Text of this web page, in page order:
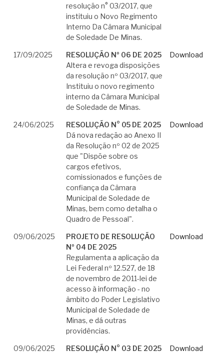
resolução n° 03/2017, que
instituiu o Novo Regimento
Interno Da Câmara Municipal
de Soledade De Minas.
17/09/2025
RESOLUÇÃO Nº 06 DE 2025
Altera e revoga disposições
da resolução nº 03/2017, que
Instituiu o novo regimento
interno da Câmara Municipal
de Soledade de Minas.
Download
24/06/2025
RESOLUÇÃO N° 05 DE 2025
Dá nova redação ao Anexo II
da Resolução nº 02 de 2025
que "Dispõe sobre os
cargos efetivos,
comissionados e funções de
confiança da Câmara
Municipal de Soledade de
Minas, bem como detalha o
Quadro de Pessoal".
Download
09/06/2025
PROJETO DE RESOLUÇÃO
Nº 04 DE 2025
Regulamenta a aplicação da
Lei Federal nº 12.527, de 18
de novembro de 2011-lei de
acesso à informação - no
âmbito do Poder Legislativo
Municipal de Soledade de
Minas, e dá outras
providências.
Download
09/06/2025
RESOLUÇÃO N° 03 DE 2025
Download